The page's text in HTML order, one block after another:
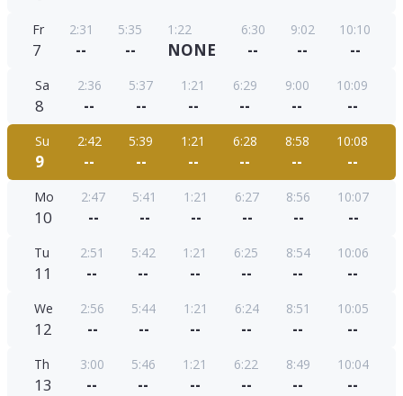
Fr
7
2:31
--
5:35
--
1:22
NONE
6:30
--
9:02
--
10:10
--
Sa
8
2:36
--
5:37
--
1:21
--
6:29
--
9:00
--
10:09
--
Su
9
2:42
--
5:39
--
1:21
--
6:28
--
8:58
--
10:08
--
Mo
10
2:47
--
5:41
--
1:21
--
6:27
--
8:56
--
10:07
--
Tu
11
2:51
--
5:42
--
1:21
--
6:25
--
8:54
--
10:06
--
We
12
2:56
--
5:44
--
1:21
--
6:24
--
8:51
--
10:05
--
Th
13
3:00
--
5:46
--
1:21
--
6:22
--
8:49
--
10:04
--